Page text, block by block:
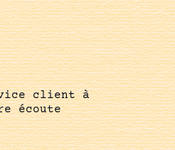
client à
écoute